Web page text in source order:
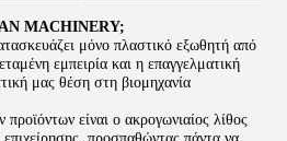
MACHINERY;
μόνο πλαστικό εξωθητή από
εμπειρία και η επαγγελματική
μας θέση στη βιομηχανία
είναι ο ακρογωνιαίος λίθος